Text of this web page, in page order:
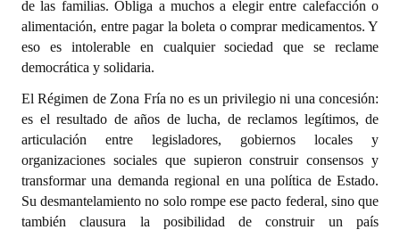
de las familias. Obliga a muchos a elegir entre calefacción o
alimentación, entre pagar la boleta o comprar medicamentos. Y
eso es intolerable en cualquier sociedad que se reclame
democrática y solidaria.
El Régimen de Zona Fría no es un privilegio ni una concesión:
es el resultado de años de lucha, de reclamos legítimos, de
articulación entre legisladores, gobiernos locales y
organizaciones sociales que supieron construir consensos y
transformar una demanda regional en una política de Estado.
Su desmantelamiento no solo rompe ese pacto federal, sino que
también clausura la posibilidad de construir un país